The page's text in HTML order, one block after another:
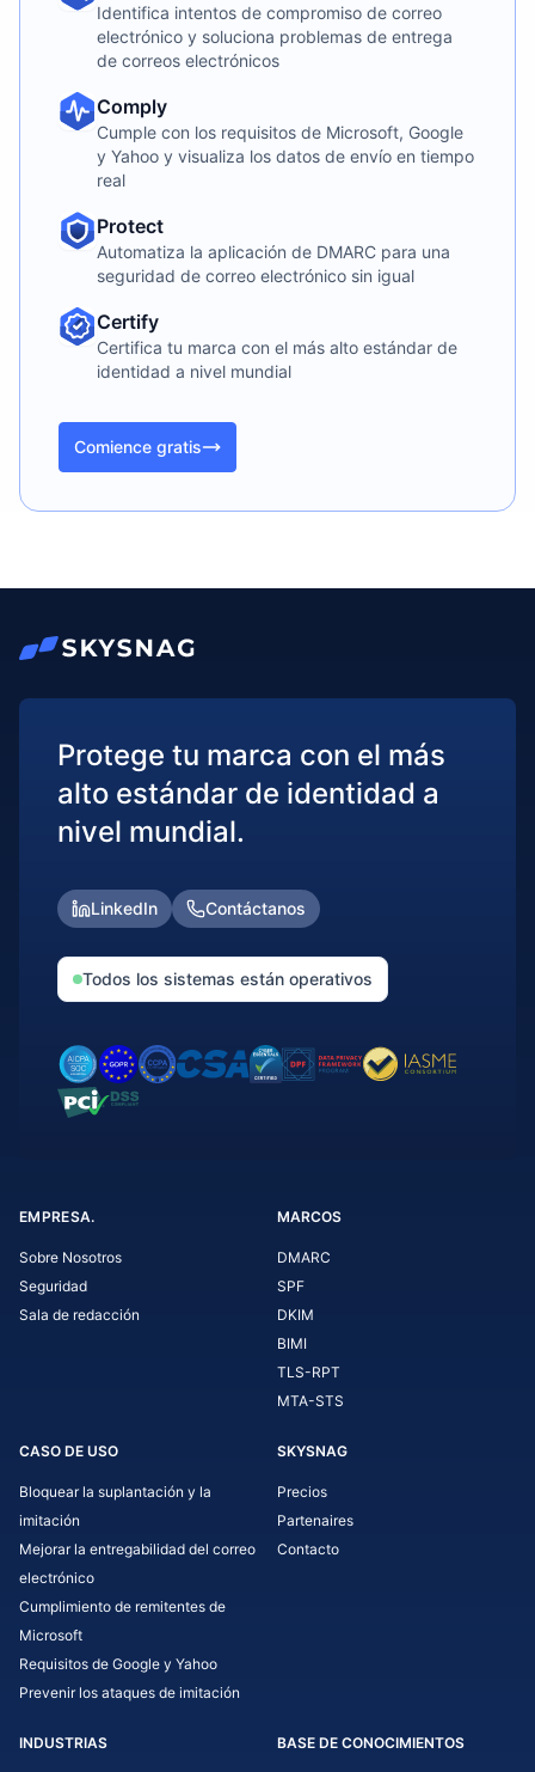
Identifica intentos de compromiso de correo
electrónico y soluciona problemas de entrega
de correos electrónicos
Comply
Cumple con los requisitos de Microsoft, Google
y Yahoo y visualiza los datos de envío en tiempo
real
Protect
Automatiza la aplicación de DMARC para una
seguridad de correo electrónico sin igual
Certify
Certifica tu marca con el más alto estándar de
identidad a nivel mundial
Comience gratis
Protege tu marca con el más
alto estándar de identidad a
nivel mundial.
LinkedIn Contáctanos
Todos los sistemas están operativos
EMPRESA.
Sobre Nosotros
Seguridad
Sala de redacción
MARCOS
DMARC
SPF
DKIM
BIMI
TLS-RPT
MTA-STS
CASO DE USO
Bloquear la suplantación y la
imitación
Mejorar la entregabilidad del correo
electrónico
Cumplimiento de remitentes de
Microsoft
Requisitos de Google y Yahoo
Prevenir los ataques de imitación
SKYSNAG
Precios
Partenaires
Contacto
INDUSTRIAS BASE DE CONOCIMIENTOS